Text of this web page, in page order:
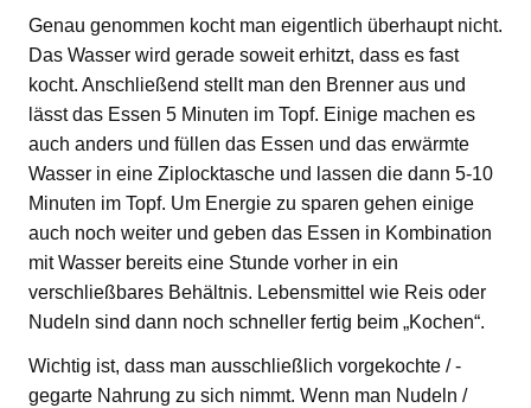
Genau genommen kocht man eigentlich überhaupt nicht.
Das Wasser wird gerade soweit erhitzt, dass es fast
kocht. Anschließend stellt man den Brenner aus und
lässt das Essen 5 Minuten im Topf. Einige machen es
auch anders und füllen das Essen und das erwärmte
Wasser in eine Ziplocktasche und lassen die dann 5-10
Minuten im Topf. Um Energie zu sparen gehen einige
auch noch weiter und geben das Essen in Kombination
mit Wasser bereits eine Stunde vorher in ein
verschließbares Behältnis. Lebensmittel wie Reis oder
Nudeln sind dann noch schneller fertig beim „Kochen“.
Wichtig ist, dass man ausschließlich vorgekochte / -
gegarte Nahrung zu sich nimmt. Wenn man Nudeln /